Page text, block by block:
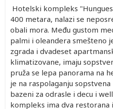
Hotelski kompleks
400 metara, nalazi se
obali mora. Među gustom
palmi i oleandera smešteno
zgrada i dvadeset
klimatizovane, imaju
pruža se lepa panorama na
je na raspolaganju
bazeni za odrasle i decu i
kompleks ima dva restorana